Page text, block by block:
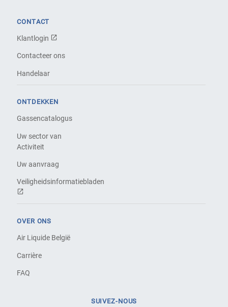
CONTACT
Klantlogin
Contacteer ons
Handelaar
ONTDEKKEN
Gassencatalogus
Uw sector van
Activiteit
Uw aanvraag
Veiligheidsinformatiebladen
OVER ONS
Air Liquide België
Carrière
FAQ
SUIVEZ-NOUS